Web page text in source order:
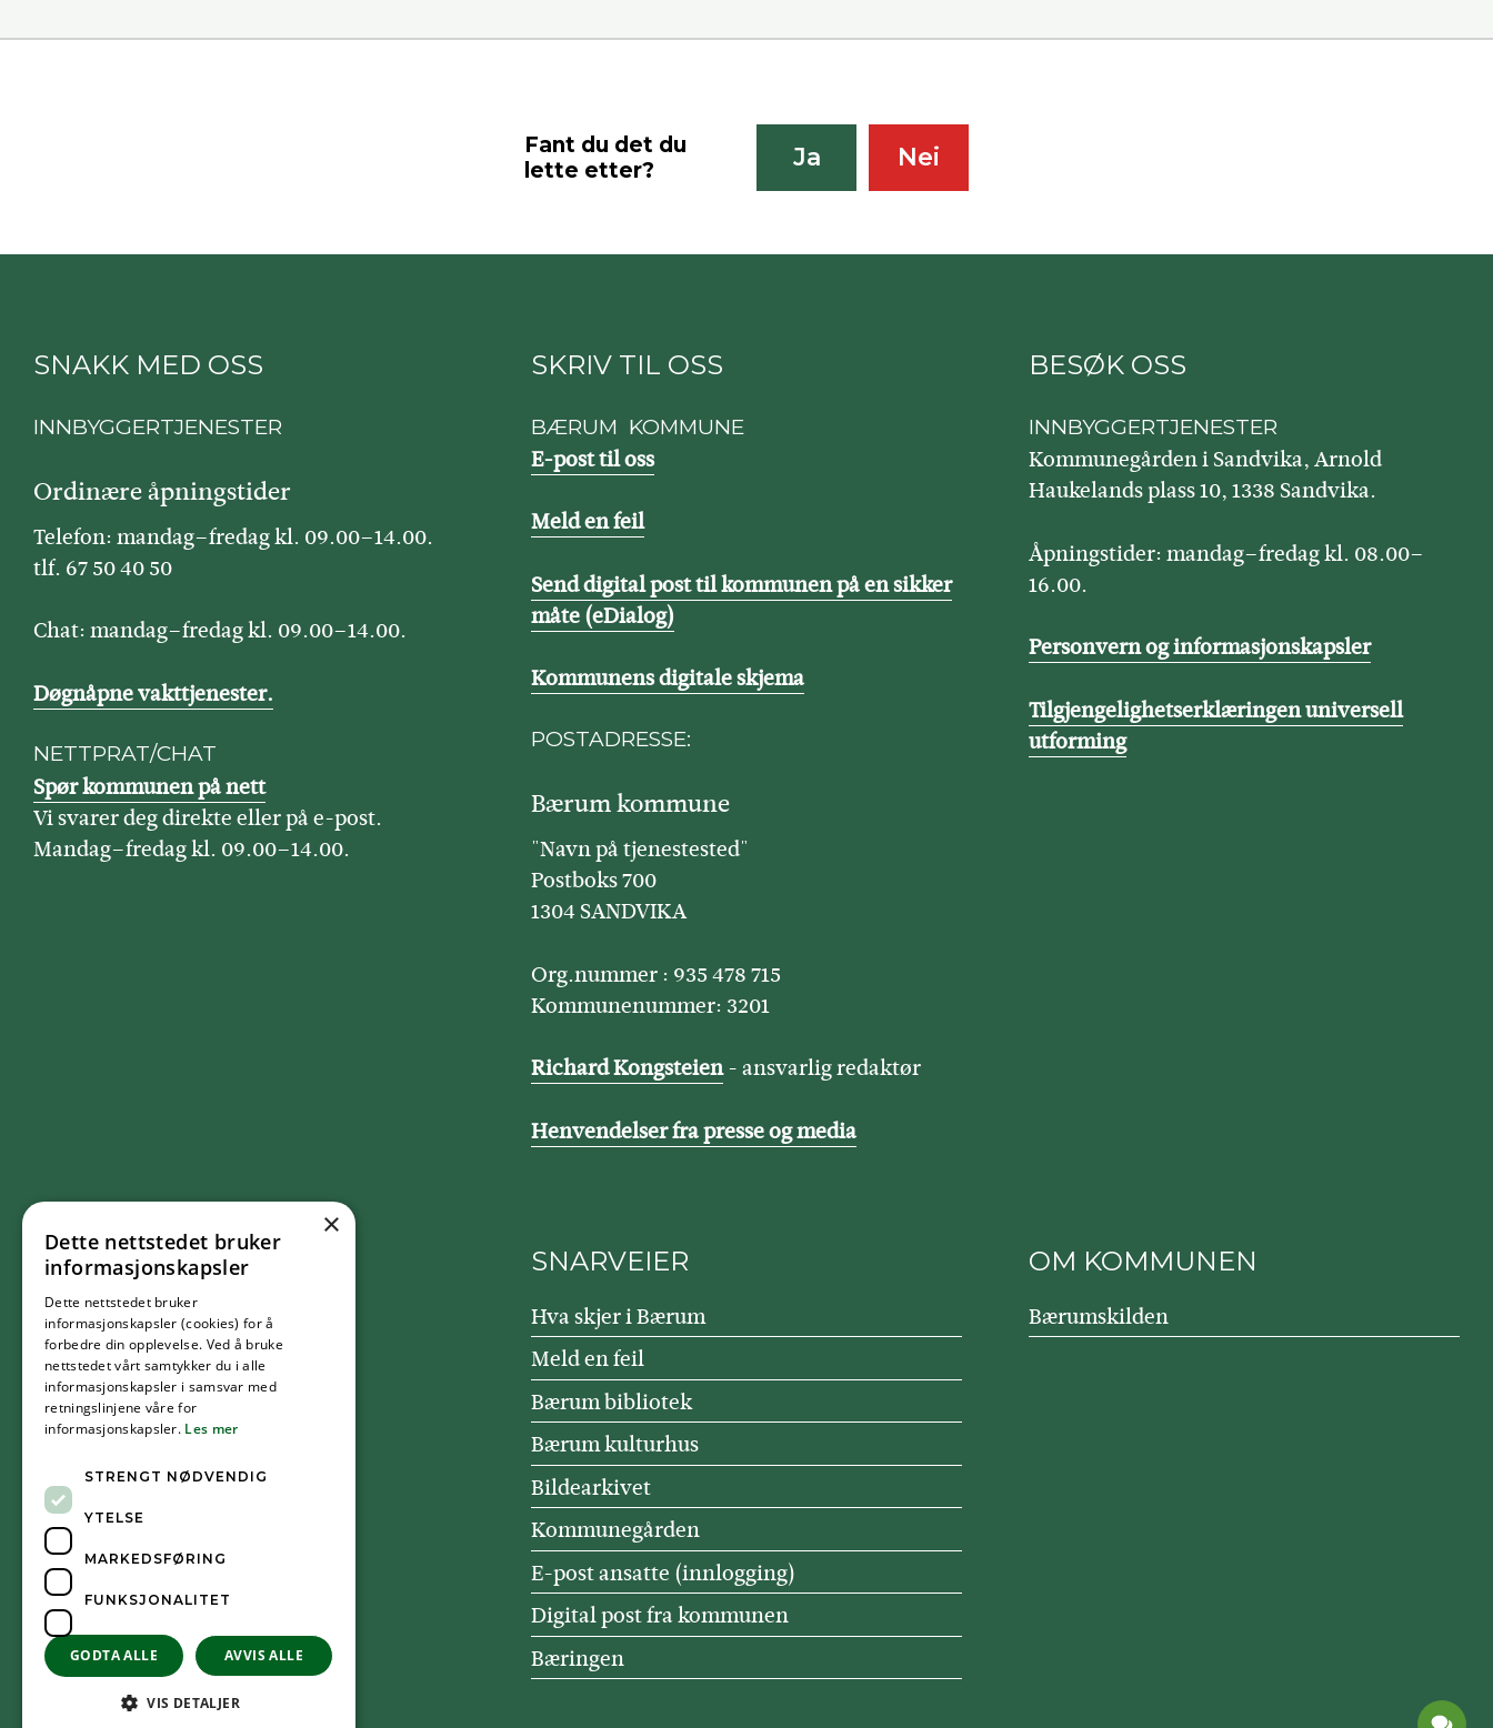
Fant du det du
lette etter?
Ja Nei
SNAKK MED OSS
INNBYGGERTJENESTER
Ordinære åpningstider
Telefon: mandag–fredag kl. 09.00–14.00.
tlf. 67 50 40 50
Chat: mandag–fredag kl. 09.00–14.00.
Døgnåpne vakttjenester.
NETTPRAT/CHAT
Spør kommunen på nett
Vi svarer deg direkte eller på e-post.
Mandag–fredag kl. 09.00–14.00.
SKRIV TIL OSS
BÆRUM KOMMUNE
E-post til oss
Meld en feil
Send digital post til kommunen på en sikker
måte (eDialog)
Kommunens digitale skjema
POSTADRESSE:
Bærum kommune
"Navn på tjenestested"
Postboks 700
1304 SANDVIKA
Org.nummer : 935 478 715
Kommunenummer: 3201
Richard Kongsteien- ansvarlig redaktør
Henvendelser fra presse og media
BESØK OSS
INNBYGGERTJENESTER
Kommunegården i Sandvika, Arnold
Haukelands plass 10, 1338 Sandvika.
Åpningstider: mandag–fredag kl. 08.00–
16.00.
Personvern og informasjonskapsler
Tilgjengelighetserklæringen universell
utforming
FØLG OSS
Facebook
YouTube
SNARVEIER
Hva skjer i Bærum
Meld en feil
Bærum bibliotek
Bærum kulturhus
Bildearkivet
Kommunegården
E-post ansatte (innlogging)
Digital post fra kommunen
Bæringen
OM KOMMUNEN
Bærumskilden
×
Dette nettstedet bruker
informasjonskapsler
Dette nettstedet bruker
informasjonskapsler (cookies) for å
forbedre din opplevelse. Ved å bruke
nettstedet vårt samtykker du i alle
informasjonskapsler i samsvar med
retningslinjene våre for
informasjonskapsler. Les mer
STRENGT NØDVENDIG
YTELSE
MARKEDSFØRING
FUNKSJONALITET
GODTA ALLE AVVIS ALLE
VIS DETALJER